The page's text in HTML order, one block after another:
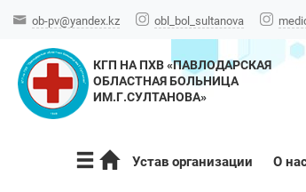
ob-pv@yandex.kz obl_bol_sultanova
КГП НА ПХВ «ПАВЛОДАРСКАЯ
ОБЛАСТНАЯ БОЛЬНИЦА
ИМ.Г.СУЛТАНОВА»
Устав организации О